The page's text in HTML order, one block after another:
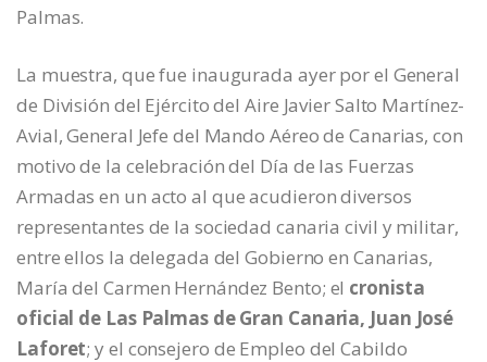
Palmas.
La muestra, que fue inaugurada ayer por el General
de División del Ejército del Aire Javier Salto Martínez-
Avial, General Jefe del Mando Aéreo de Canarias, con
motivo de la celebración del Día de las Fuerzas
Armadas en un acto al que acudieron diversos
representantes de la sociedad canaria civil y militar,
entre ellos la delegada del Gobierno en Canarias,
María del Carmen Hernández Bento; el cronista
oficial de Las Palmas de Gran Canaria, Juan José
Laforet; y el consejero de Empleo del Cabildo